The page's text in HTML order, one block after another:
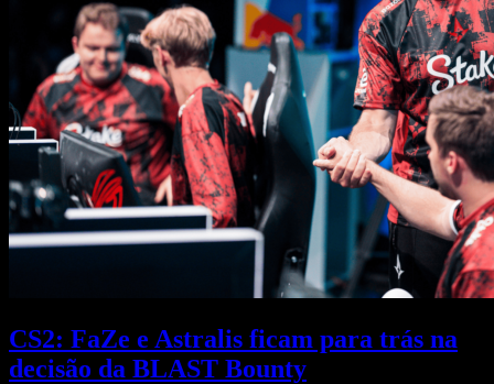
CS2: FaZe e Astralis ficam para trás na
decisão da BLAST Bounty